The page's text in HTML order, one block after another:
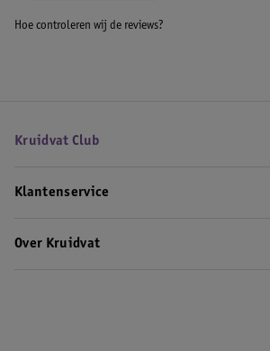
Hoe controleren wij de reviews?
Kruidvat Club
Klantenservice
Over Kruidvat